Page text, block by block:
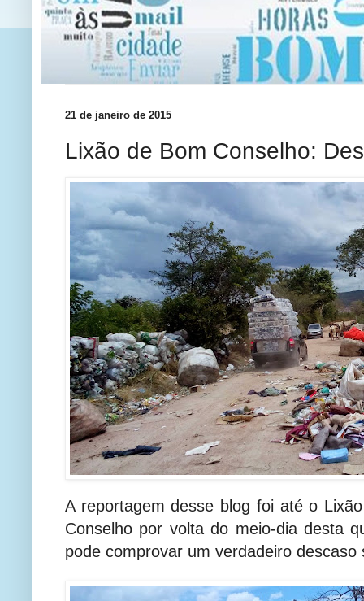
21 de janeiro de 2015
Lixão de Bom Conselho:
A reportagem desse blog foi até o
Conselho por volta do meio-dia desta
pode comprovar um verdadeiro descaso